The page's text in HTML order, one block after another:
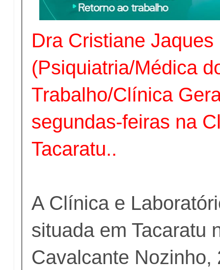
Dra Cristiane Jaques
(Psiquiatria/Médica
Trabalho/Clínica
segundas-feiras na
Tacaratu..
A Clínica e
situada em Tacaratu
Cavalcante Nozinho,